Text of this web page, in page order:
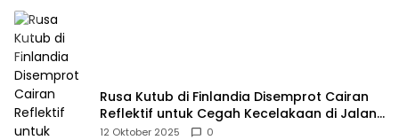
Rusa Kutub di Finlandia Disemprot Cairan
Reflektif untuk Cegah Kecelakaan di Jalan
Raya
12 Oktober 2025 0